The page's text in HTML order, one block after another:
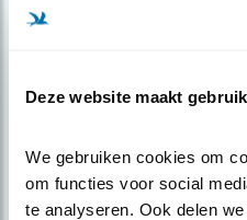
Deze website maakt
We gebruiken cookies om
om functies voor social
te analyseren. Ook delen
Huismus verliest